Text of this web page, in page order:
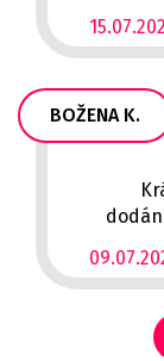
BOŽENA K.